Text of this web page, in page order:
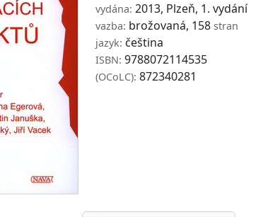
vydána: 2013, Plzeň, 1. vydání
vazba: brožovaná, 158 stran
jazyk: čeština
ISBN: 9788072114535
(OCoLC): 872340281